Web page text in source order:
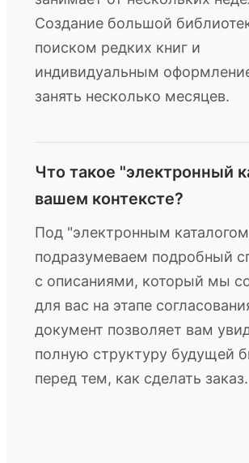
Создание большой
поиском редких книг и
индивидуальным
занять несколько месяцев.
Что такое "электронный
вашем контексте?
Под "электронным
подразумеваем подробный
с описаниями, который мы
для вас на этапе
документ позволяет вам
полную структуру будущей
перед тем, как сделать заказ.